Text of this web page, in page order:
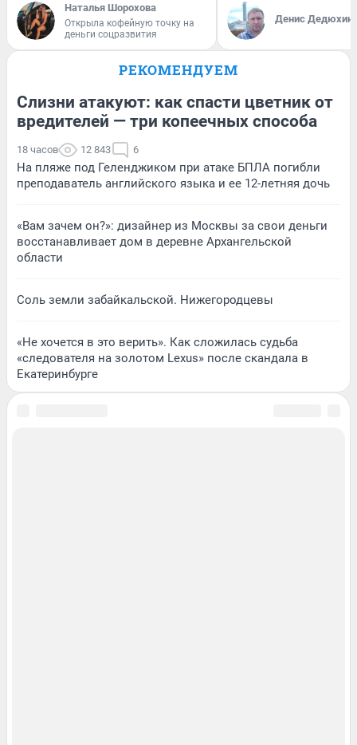
Наталья Шорохова
Открыла кофейную точку на
деньги соцразвития
Денис Дедюхин
РЕКОМЕНДУЕМ
Слизни атакуют: как спасти цветник от
вредителей — три копеечных способа
18 часов 12 843 6
На пляже под Геленджиком при атаке БПЛА погибли
преподаватель английского языка и ее 12-летняя дочь
«Вам зачем он?»: дизайнер из Москвы за свои деньги
восстанавливает дом в деревне Архангельской
области
Соль земли забайкальской. Нижегородцевы
«Не хочется в это верить». Как сложилась судьба
«следователя на золотом Lexus» после скандала в
Екатеринбурге